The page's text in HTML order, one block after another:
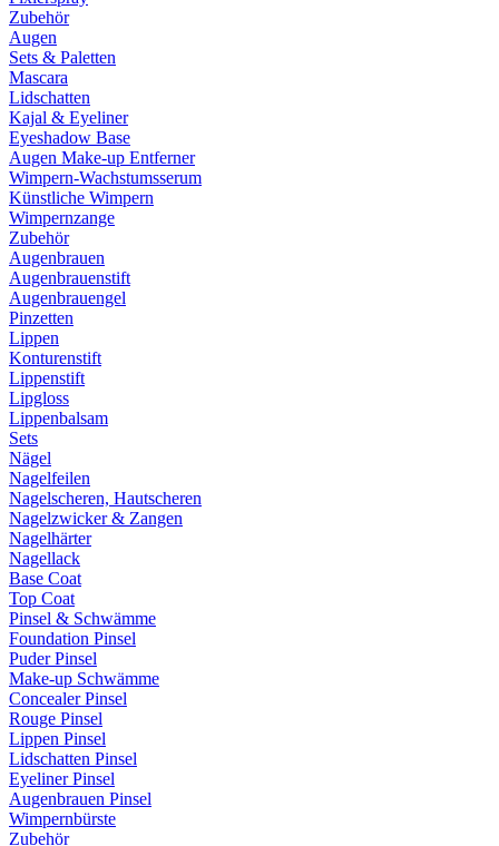
Zubehör
Augen
Sets & Paletten
Mascara
Lidschatten
Kajal & Eyeliner
Eyeshadow Base
Augen Make-up Entferner
Wimpern-Wachstumsserum
Künstliche Wimpern
Wimpernzange
Zubehör
Augenbrauen
Augenbrauenstift
Augenbrauengel
Pinzetten
Lippen
Konturenstift
Lippenstift
Lipgloss
Lippenbalsam
Sets
Nägel
Nagelfeilen
Nagelscheren, Hautscheren
Nagelzwicker & Zangen
Nagelhärter
Nagellack
Base Coat
Top Coat
Pinsel & Schwämme
Foundation Pinsel
Puder Pinsel
Make-up Schwämme
Concealer Pinsel
Rouge Pinsel
Lippen Pinsel
Lidschatten Pinsel
Eyeliner Pinsel
Augenbrauen Pinsel
Wimpernbürste
Zubehör